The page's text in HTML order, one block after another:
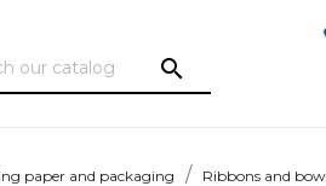
search
paper and packaging Ribbons and